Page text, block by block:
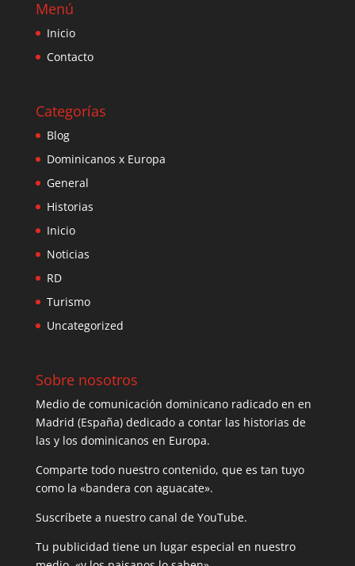
Menú
Inicio
Contacto
Categorías
Blog
Dominicanos x Europa
General
Historias
Inicio
Noticias
RD
Turismo
Uncategorized
Sobre nosotros
Medio de comunicación dominicano radicado en en
Madrid (España) dedicado a contar las historias de
las y los dominicanos en Europa.
Comparte todo nuestro contenido, que es tan tuyo
como la «bandera con aguacate».
Suscríbete a nuestro canal de YouTube.
Tu publicidad tiene un lugar especial en nuestro